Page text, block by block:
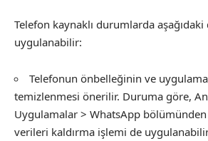
Telefon kaynaklı durumlarda
uygulanabilir:
Telefonun önbelleğinin ve
temizlenmesi önerilir. Duruma göre,
Uygulamalar > WhatsApp
verileri kaldırma işlemi de